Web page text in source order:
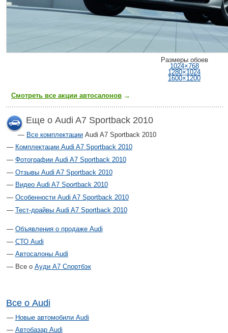
Размеры обоев
1024×768
1280×1024
1600×1200
Смотреть все акции автосалонов →
Еще о Audi A7 Sportback 2010
Все комплектации Audi A7 Sportback 2010
Комплектации Audi A7 Sportback 2010
Фотографии Audi A7 Sportback 2010
Отзывы Audi A7 Sportback 2010
Видео Audi A7 Sportback 2010
Особенности Audi A7 Sportback 2010
Тест-драйвы Audi A7 Sportback 2010
Объявления о продаже Audi
СТО Audi
Автосалоны Audi
Все о Ауди А7 Спортбэк
Все о Audi
Новые автомобили Audi
Автобазар Audi